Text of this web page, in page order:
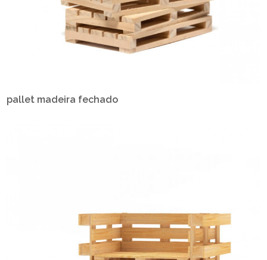
pallet madeira fechado